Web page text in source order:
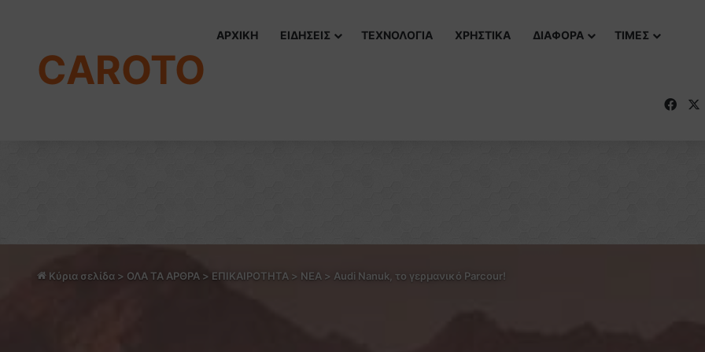
CAROTO
ΑΡΧΙΚΗ ΕΙΔΗΣΕΙΣ ΤΕΧΝΟΛΟΓΙΑ ΧΡΗΣΤΙΚΑ ΔΙΑΦΟΡΑ ΤΙΜΕΣ
Κύρια σελίδα > ΟΛΑ ΤΑ ΑΡΘΡΑ > ΕΠΙΚΑΙΡΟΤΗΤΑ > NEA > Audi Nanuk, το γερμανικό Parcour!